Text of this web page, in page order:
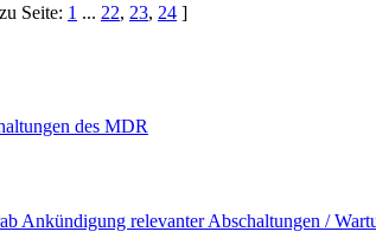
Seite: 1 ... 22, 23, 24 ]
des MDR
Ankündigung relevanter Abschaltungen /